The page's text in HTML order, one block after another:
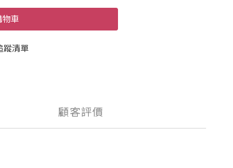
物車
蹤清單
顧客評價